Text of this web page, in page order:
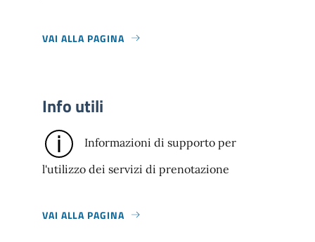
VAI ALLA PAGINA
Info utili
Informazioni di supporto per
l'utilizzo dei servizi di prenotazione
VAI ALLA PAGINA